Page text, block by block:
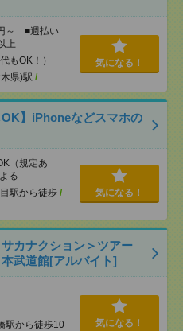
～ ■週払い
上
もOK！）
県)駅 / …
気になる！
OK】iPhoneなどスマホの
（規定あ
る
駅から徒歩 /
気になる！
カナクション＞ツアー
武道館[アルバイト]
駅から徒歩10
気になる！